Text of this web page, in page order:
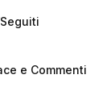
e Commenti